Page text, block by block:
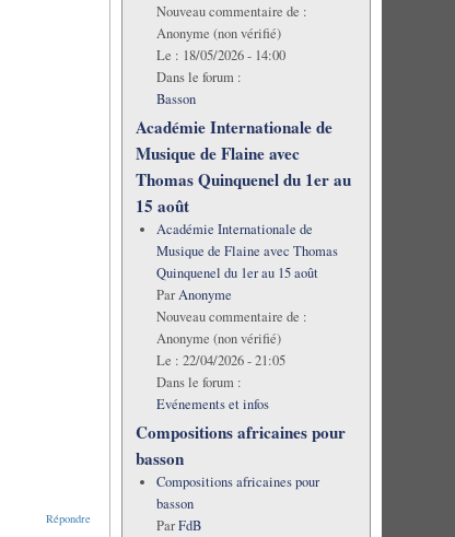
Répondre
Nouveau commentaire de :
Anonyme (non vérifié)
Le : 18/05/2026 - 14:00
Dans le forum :
Basson
Académie Internationale de
Musique de Flaine avec
Thomas Quinquenel du 1er au
15 août
Académie Internationale de
Musique de Flaine avec Thomas
Quinquenel du 1er au 15 août
ParAnonyme
Nouveau commentaire de :
Anonyme (non vérifié)
Le : 22/04/2026 - 21:05
Dans le forum :
Evénements et infos
Compositions africaines pour
basson
Compositions africaines pour
basson
ParFdB